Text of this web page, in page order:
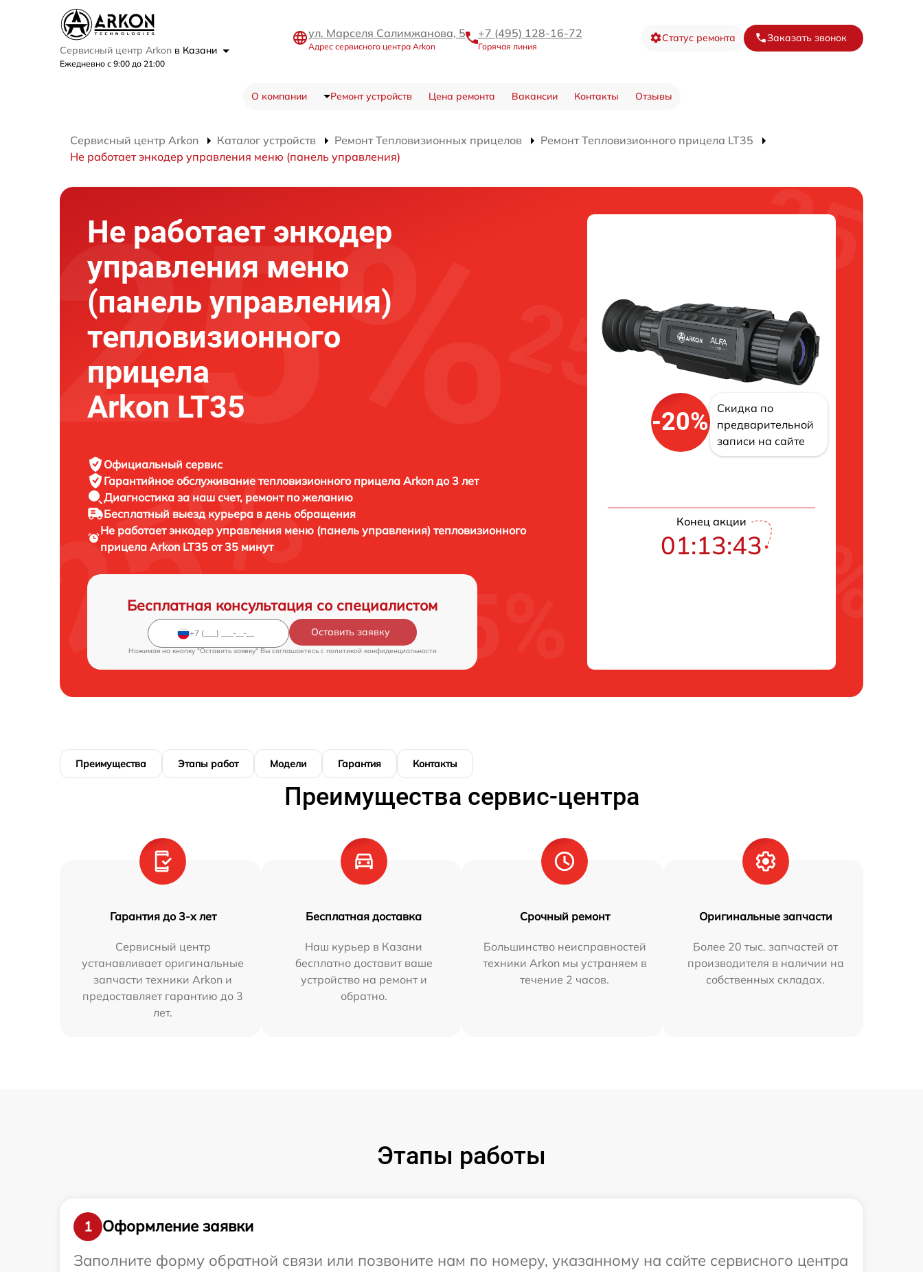
Сервисный центр Arkon в Казани
Ежедневно с 9:00 до 21:00
ул. Марселя Салимжанова, 5
Адрес сервисного центра Arkon
+7 (495) 128-16-72
Горячая линия
Статус ремонта Заказать звонок
О компании Ремонт устройств Цена ремонта Вакансии Контакты Отзывы
Сервисный центр Arkon Каталог устройств Ремонт Тепловизионных прицелов
Ремонт Тепловизионного прицела LT35
Не работает энкодер управления меню (панель управления)
Не работает энкодер
управления меню
(панель управления)
тепловизионного
прицела
Arkon LT35
Официальный сервис
Гарантийное обслуживание тепловизионного прицела Arkon до 3 лет
Диагностика за наш счет, ремонт по желанию
Бесплатный выезд курьера в день обращения
Не работает энкодер управления меню (панель управления) тепловизионного
прицела Arkon LT35 от 35 минут
Бесплатная консультация со специалистом
Оставить заявку
Нажимая на кнопку "Оставить заявку" Вы соглашаетесь c политикой конфиденциальности
-20%
Скидка по
предварительной
записи на сайте
Конец акции
01:13:42
Преимущества Этапы работ Модели Гарантия Контакты
Преимущества сервис-центра
Гарантия до 3-х лет
Сервисный центр
устанавливает оригинальные
запчасти техники Arkon и
предоставляет гарантию до 3
лет.
Бесплатная доставка
Наш курьер в Казани
бесплатно доставит ваше
устройство на ремонт и
обратно.
Срочный ремонт
Большинство неисправностей
техники Arkon мы устраняем в
течение 2 часов.
Оригинальные запчасти
Более 20 тыс. запчастей от
производителя в наличии на
собственных складах.
Этапы работы
1
Оформление заявки
Заполните форму обратной связи или позвоните нам по номеру, указанному на сайте сервисного центра